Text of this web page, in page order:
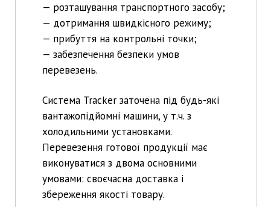
— розташування транспортного засобу;
— дотримання швидкісного режиму;
— прибуття на контрольні точки;
— забезпечення безпеки умов
перевезень.
Система Tracker заточена під будь-які
вантажопідйомні машини, у т.ч. з
холодильними установками.
Перевезення готової продукції має
виконуватися з двома основними
умовами: своєчасна доставка і
збереження якості товару.